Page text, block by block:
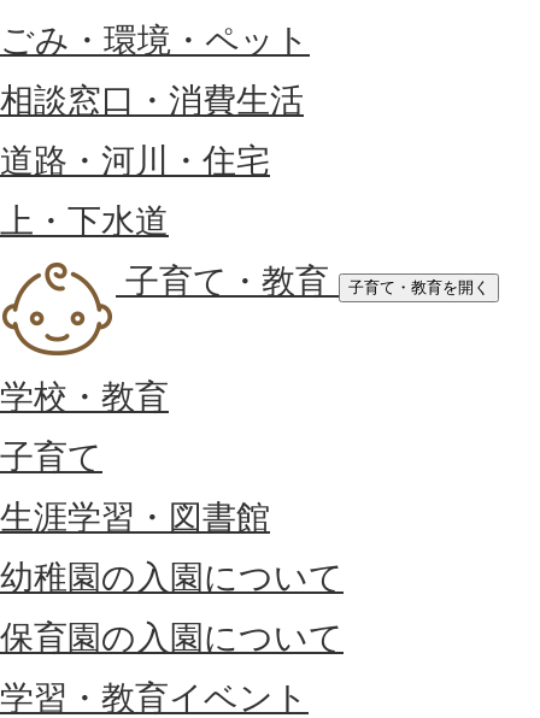
ごみ・環境・ペット
相談窓口・消費生活
道路・河川・住宅
上・下水道
子育て・教育
子育て・教育を開く
学校・教育
子育て
生涯学習・図書館
幼稚園の入園について
保育園の入園について
学習・教育イベント